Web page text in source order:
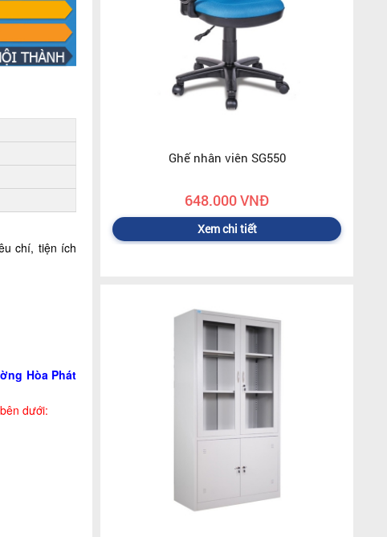
chí, tiện ích
Hòa Phát
dưới:
Ghế nhân viên SG550
648.000 VNĐ
Xem chi tiết